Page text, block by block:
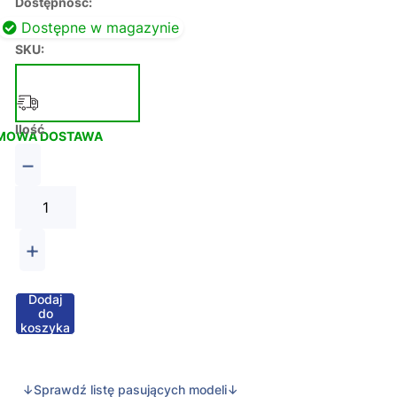
Dostępne w magazynie
SKU:
DOSTAWA
Ilość
−
+
Dodaj
do
koszyka
↓Sprawdź listę pasujących modeli↓